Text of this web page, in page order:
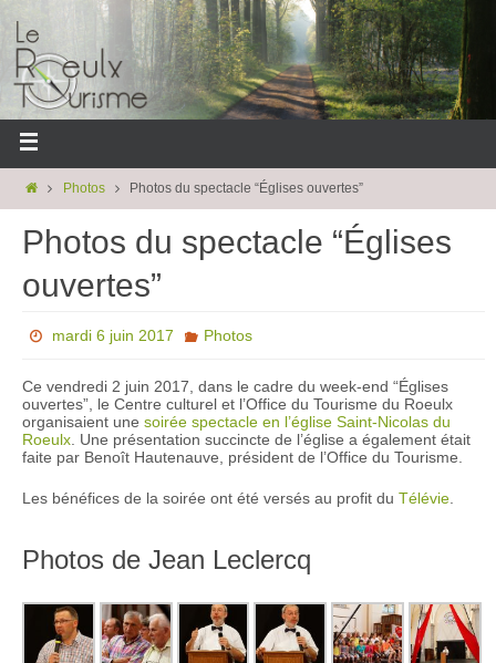
Photos Photos du spectacle “Églises ouvertes”
Photos du spectacle “Églises
ouvertes”
mardi 6 juin 2017 Photos
Ce vendredi 2 juin 2017, dans le cadre du week-end “Églises
ouvertes”, le Centre culturel et l’Office du Tourisme du Roeulx
organisaient une soirée spectacle en l’église Saint-Nicolas du
Roeulx . Une présentation succincte de l’église a également était
faite par Benoît Hautenauve, président de l’Office du Tourisme.
Les bénéfices de la soirée ont été versés au profit du Télévie
Photos de Jean Leclercq